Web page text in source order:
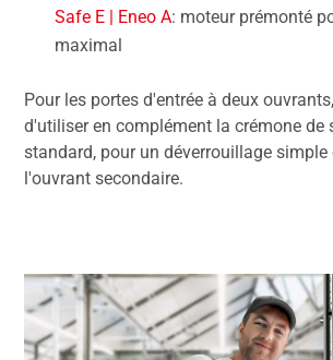
Safe E | Eneo A: moteur prémonté
maximal
Pour les portes d'entrée à deux
d'utiliser en complément la crémone de
standard, pour un déverrouillage
l'ouvrant secondaire.